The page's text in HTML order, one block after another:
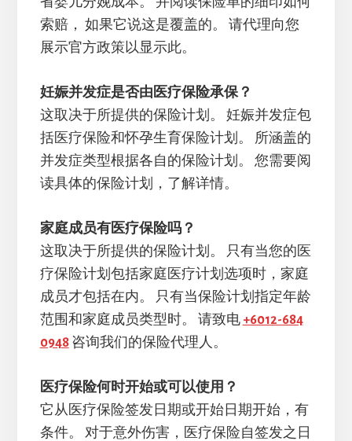
索赔， 如果它说这是覆盖的。 请代理向您
展示官方政策以显示此。
妊娠并发症是否由医疗保险承保？
这取决于所提供的保险计划。 妊娠并发症包
括医疗保险和怀孕生育保险计划。 所涵盖的
并发症类型根据各自的保险计划。 您需要阅
读具体的保险计划，了解详情。
家庭成员有医疗保险吗？
这取决于所提供的保险计划。 只有当您的医
疗保险计划包括家庭医疗计划选项时，家庭
成员才包括在内。 只有当保险计划指定年龄
范围和家庭成员类型时。 请致电 +6012-684
0948咨询我们的保险代理人。
医疗保险何时开始或可以使用？
它从医疗保险签发日期或开始日期开始，有
条件。 对于意外伤害，医疗保险自签发之日